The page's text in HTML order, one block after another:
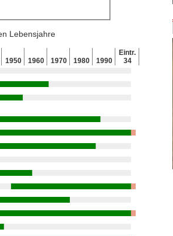
Lebensjahre
1950 1960 1970 1980 1990
Eintr.
34